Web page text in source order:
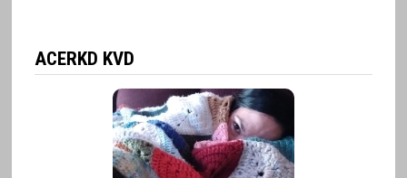
ACERKD KVD